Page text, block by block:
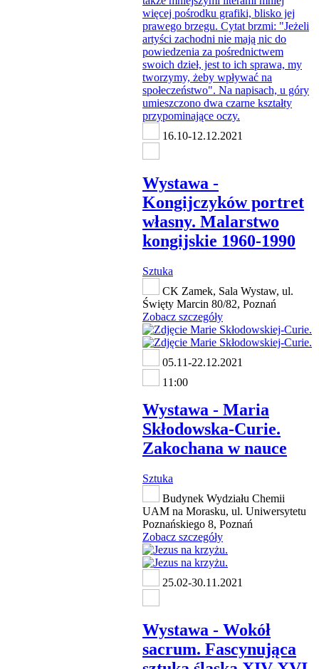
16.10-12.12.2021
Wystawa -
Kongijczyków portret
własny. Malarstwo
kongijskie 1960-1990
Sztuka
CK Zamek, Sala Wystaw, ul.
Święty Marcin 80/82, Poznań
Zobacz szczegóły
05.11-22.12.2021
11:00
Wystawa - Maria
Skłodowska-Curie.
Zakochana w nauce
Sztuka
Budynek Wydziału Chemii
UAM na Morasku, ul. Uniwersytetu
Poznańskiego 8, Poznań
Zobacz szczegóły
25.02-30.11.2021
Wystawa - Wokół
sacrum. Fascynująca